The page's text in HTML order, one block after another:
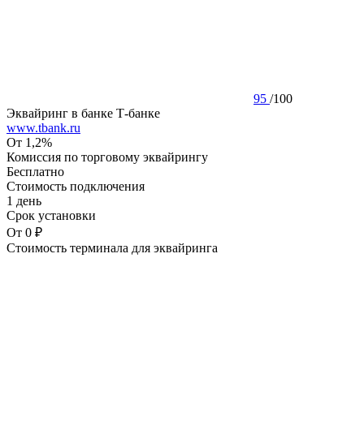
95 /100
Эквайринг в банке Т-банке
www.tbank.ru
От 1,2%
Комиссия по торговому эквайрингу
Бесплатно
Стоимость подключения
1 день
Срок установки
От 0 ₽
Стоимость терминала для эквайринга